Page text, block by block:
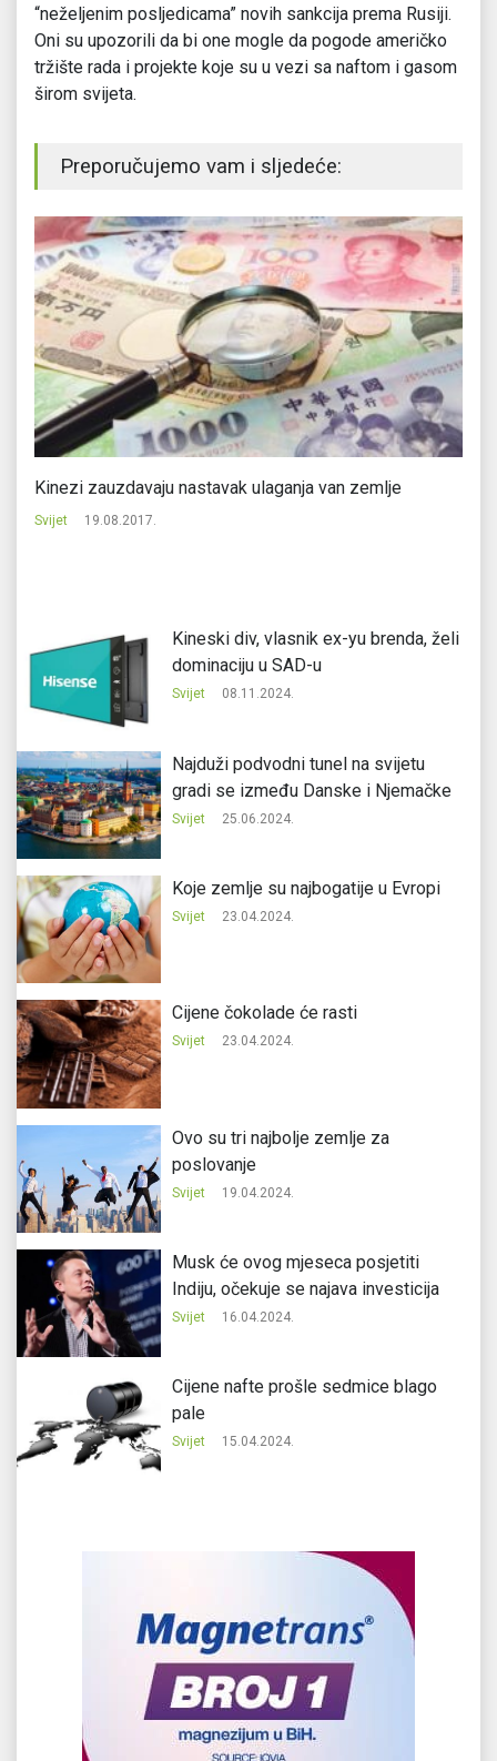
“neželjenim posljedicama” novih sankcija prema Rusiji.
Oni su upozorili da bi one mogle da pogode američko
tržište rada i projekte koje su u vezi sa naftom i gasom
širom svijeta.
Preporučujemo vam i sljedeće:
Kinezi zauzdavaju nastavak ulaganja van zemlje
Svijet 19.08.2017.
Kineski div, vlasnik ex-yu brenda, želi
dominaciju u SAD-u
Svijet 08.11.2024.
Najduži podvodni tunel na svijetu
gradi se između Danske i Njemačke
Svijet 25.06.2024.
Koje zemlje su najbogatije u Evropi
Svijet 23.04.2024.
Cijene čokolade će rasti
Svijet 23.04.2024.
Ovo su tri najbolje zemlje za
poslovanje
Svijet 19.04.2024.
Musk će ovog mjeseca posjetiti
Indiju, očekuje se najava investicija
Svijet 16.04.2024.
Cijene nafte prošle sedmice blago
pale
Svijet 15.04.2024.